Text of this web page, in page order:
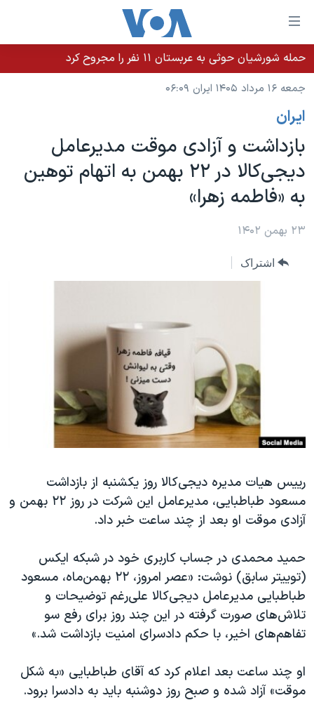
لینکهای
قابل
دسترسی
جهش
محتوای
اصلی
جهش
به
صفحه
جهش
خانه
نسخه سبک وب‌سایت
موضوع ها
ایران
آمریکا
جهان
ورزشی
حقوق شهروندی
اقتصادی
علم و فناوری
اسرائیل در جنگ
آرشیو پخش زنده
برنامه های تلویزیونی
جدول برنامه ها
صفحه‌های ویژه
جام جهانی ۲۰۲۶
انتخابات ریاست جمهوری آمریکا ۲۰۲۴
حمله جمهوری اسلامی به اسرائیل
رمز مهسا
ورزش زنان در ایران
مجموعه مستندهای دادخواهی
تریبونال مردمی آبان ۹۸
دادگاه حمید نوری
چهل سال گروگان‌گیری
قانون شفافیت دارائی کادر رهبری ایران
اعتراضات مردمی آبان ۹۸
اسرائیل در جنگ
همایش محافظه‌کاران آمریکا «سی‌پک»
فرکانس‌های صدای آمریکا
پخش رادیویی
زبانهای مختلف
حمله شورشیان حوثی به عربستان ۱۱ نفر را مجروح کرد
جمعه ۱۶ مرداد ۱۴۰۵ ایران ۰۶:۰۹
ايران
بازداشت و آزادی موقت مدیرعامل
دیجی‌کالا در ۲۲ بهمن به اتهام توهین
به «فاطمه زهرا»
۲۳ بهمن ۱۴۰۲
اشتراک
رییس هیات مدیره دیجی‌کالا روز یکشنبه از بازداشت
مسعود طباطبایی، مدیرعامل این شرکت در روز ۲۲ بهمن و
آزادی موقت او بعد از چند ساعت خبر داد.
حمید محمدی در جساب کاربری خود در شبکه ایکس
(توییتر سابق) نوشت: «عصر امروز، ۲۲ بهمن‌ماه، مسعود
طباطبایی مدیرعامل دیجی‌کالا علی‌رغم توضیحات و
تلاش‌های صورت گرفته در این چند روز برای رفع سو
تفاهم‌های اخیر، با حکم دادسرای امنیت بازداشت شد.»
او چند ساعت بعد اعلام کرد که آقای طباطبایی «به شکل
موقت» آزاد شده و صبح روز دوشنبه باید به دادسرا برود.